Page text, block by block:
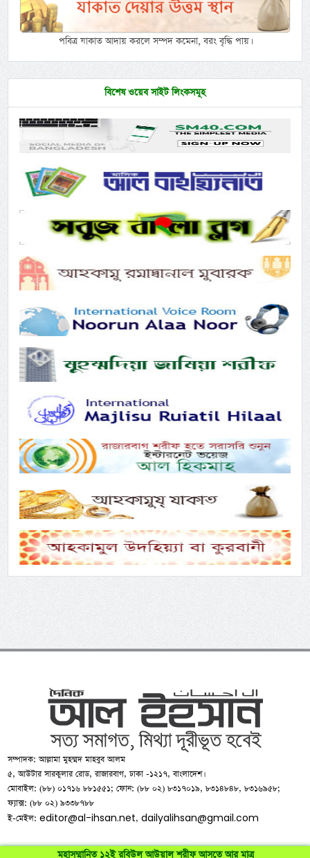
মহাসম্মানিত ১২ই রবিউল আউয়াল শরীফ আসতে আর মাত্র
পবিত্র যাকাত আদায় করলে সম্পদ কমেনা, বরং বৃদ্ধি পায়।
বিশেষ ওয়েব সাইট লিংকসমূহ
সম্পাদক: আল্লামা মুহম্মদ মাহবুব আলম
৫, আউটার সারকুলার রোড, রাজারবাগ, ঢাকা -১২১৭, বাংলাদেশ।
মোবাইল: (৮৮) ০১৭১৬ ৮৮১৫৫১; ফোন: (৮৮ ০২) ৮৩১৭০১৯, ৮৩১৪৮৪৮, ৮৩১৬৯৫৮;
ফ্যাক্স: (৮৮ ০২) ৯৩৩৮৭৮৮
ই-মেইল:editor@al-ihsan.net,dailyalihsan@gmail.com